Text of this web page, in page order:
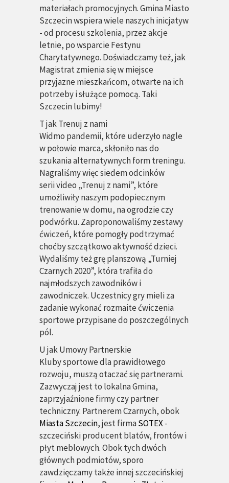
materiałach promocyjnych. Gmina Miasto
Szczecin wspiera wiele naszych inicjatyw
- od procesu szkolenia, przez akcje
letnie, po wsparcie Festynu
Charytatywnego. Doświadczamy też, jak
Magistrat zmienia się w miejsce
przyjazne mieszkańcom, otwarte na ich
potrzeby i służące pomocą. Taki
Szczecin lubimy!
TjakTrenuj z nami
Widmo pandemii, które uderzyło nagle
w połowie marca, skłoniło nas do
szukania alternatywnych form treningu.
Nagraliśmy więc siedem odcinków
serii video „Trenuj z nami”, które
umożliwiły naszym podopiecznym
trenowanie w domu, na ogrodzie czy
podwórku. Zaproponowaliśmy zestawy
ćwiczeń, które pomogły podtrzymać
choćby szczątkowo aktywność dzieci.
Wydaliśmy też grę planszową „Turniej
Czarnych 2020”, która trafiła do
najmłodszych zawodników i
zawodniczek. Uczestnicy gry mieli za
zadanie wykonać rozmaite ćwiczenia
sportowe przypisane do poszczególnych
pól.
UjakUmowy Partnerskie
Kluby sportowe dla prawidłowego
rozwoju, muszą otaczać się partnerami.
Zazwyczaj jest to lokalna Gmina,
zaprzyjaźnione firmy czy partner
techniczny. Partnerem Czarnych, obok
Miasta Szczecin, jest firmaSOTEX-
szczeciński producent blatów, frontów i
płyt meblowych. Obok tych dwóch
głównych podmiotów, sporo
zawdzięczamy także innej szczecińskiej